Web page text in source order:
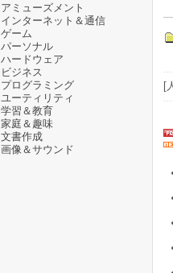
アミューズメント
インターネット＆通信
ゲーム
パーソナル
ハードウェア
ビジネス
プログラミング
ユーティリティ
学習＆教育
家庭＆趣味
文書作成
画像＆サウンド
[